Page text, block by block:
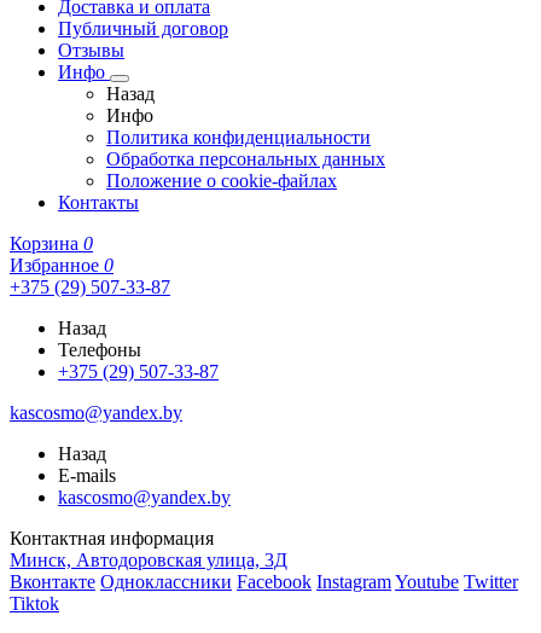
Доставка и оплата
Публичный договор
Отзывы
Инфо
Назад
Инфо
Политика конфиденциальности
Обработка персональных данных
Положение о cookie-файлах
Контакты
Корзина 0
Избранное 0
+375 (29) 507-33-87
Назад
Телефоны
+375 (29) 507-33-87
kascosmo@yandex.by
Назад
E-mails
kascosmo@yandex.by
Контактная информация
Минск, Автодоровская улица, 3Д
Вконтакте Одноклассники Facebook InstagramYoutube Twitter
Tiktok